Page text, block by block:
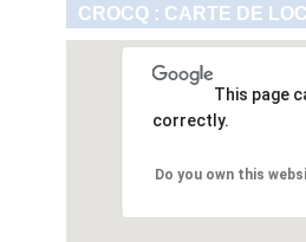
CROCQ : CARTE DE
This page
correctly.
Do you own this